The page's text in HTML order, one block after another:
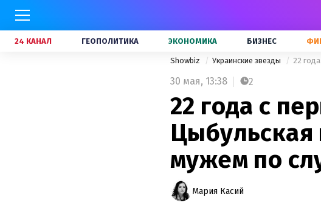
24 КАНАЛ ГЕОПОЛИТИКА ЭКОНОМИКА БИЗНЕС
Showbiz Украинские звезды
30 мая, 13:38 2
22 года с
Цыбульская
мужем по
Мария Касий